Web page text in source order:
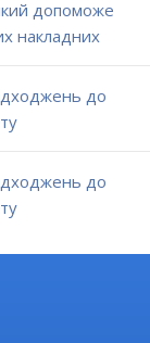
допоможе
накладних
до
до